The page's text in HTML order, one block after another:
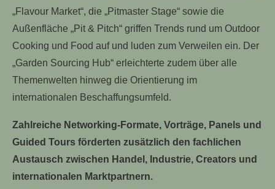
„Flavour Market“, die „Pitmaster Stage“ sowie die
Außenfläche „Pit & Pitch“ griffen Trends rund um Outdoor
Cooking und Food auf und luden zum Verweilen ein. Der
„Garden Sourcing Hub“ erleichterte zudem über alle
Themenwelten hinweg die Orientierung im
internationalen Beschaffungsumfeld.
Zahlreiche Networking-Formate, Vorträge, Panels und
Guided Tours förderten zusätzlich den fachlichen
Austausch zwischen Handel, Industrie, Creators und
internationalen Marktpartnern.